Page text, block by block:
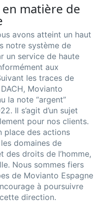
matière de
avons atteint un haut
notre système de
un service de haute
aux
les traces de
Movianto
la note “argent”
Il s’agit d’un sujet
pour nos clients.
place des actions
domaines de
des droits de l’homme,
. Nous sommes fiers
de Movianto Espagne
à poursuivre
direction.